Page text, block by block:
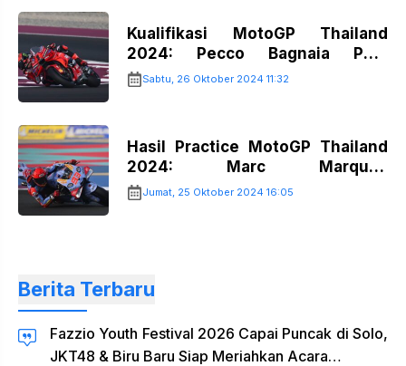
Kualifikasi MotoGP Thailand
2024: Pecco Bagnaia Pole
Position…!!
Sabtu, 26 Oktober 2024 11:32
Hasil Practice MotoGP Thailand
2024: Marc Marquez
Tercepat…!!
Jumat, 25 Oktober 2024 16:05
Berita Terbaru
Fazzio Youth Festival 2026 Capai Puncak di Solo,
JKT48 & Biru Baru Siap Meriahkan Acara…